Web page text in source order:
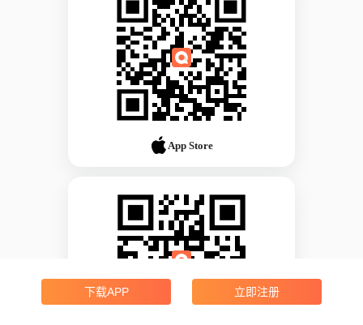
App Store
下载APP 立即注册